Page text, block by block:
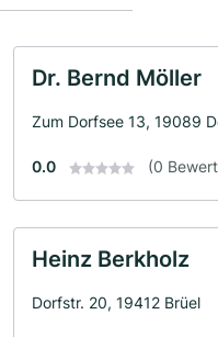
Dr. Bernd Möller
Zum Dorfsee 13, 19089
0.0 (0
Heinz Berkholz
Dorfstr. 20, 19412 Brüel